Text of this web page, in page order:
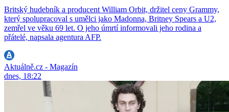
Britský hudebník a producent William Orbit, držitel ceny Grammy,
který spolupracoval s umělci jako Madonna, Britney Spears a U2,
zemřel ve věku 69 let. O jeho úmrtí informovali jeho rodina a
přátelé, napsala agentura AFP.
Aktuálně.cz - Magazín
dnes, 18:22